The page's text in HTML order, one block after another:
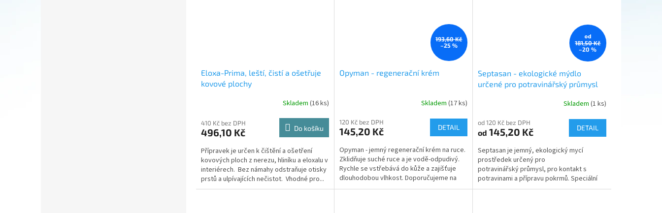
Eloxa-Prima, leští, čistí a ošetřuje
kovové plochy
Skladem (16 ks)
410 Kč bez DPH
496,10 Kč Do košíku
Přípravek je určen k čištění a ošetření
kovových ploch z nerezu, hliníku a eloxalu v
interiérech. Bez námahy odstraňuje otisky
prstů a ulpívajících nečistot. Vhodné pro...
193,60 Kč
–25 %
Opyman - regenerační krém
Skladem (17 ks)
120 Kč bez DPH
145,20 Kč DETAIL
Opyman - jemný regenerační krém na ruce.
Zklidňuje suché ruce a je vodě-odpudivý.
Rychle se vstřebává do kůže a zajišťuje
dlouhodobou vlhkost. Doporučujeme na
zvláště...
od
181,50 Kč
–20 %
Septasan - ekologické mýdlo
určené pro potravinářský průmysl
produktu
je
z
5
hvězdiček.
Skladem (1 ks)
od 120 Kč bez DPH
od 145,20 Kč DETAIL
Septasan je jemný, ekologický mycí
prostředek určený pro
potravinářský průmysl, pro kontakt s
potravinami a přípravu pokrmů. Speciální
látky na ochranu pokožky a aktivní...